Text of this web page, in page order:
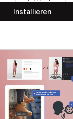
Installieren